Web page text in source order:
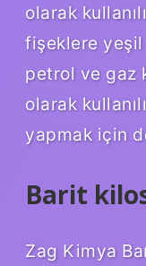
olarak
fişeklere yeşil
petrol ve gaz
olarak
yapmak için
Barit
Zag Kimya